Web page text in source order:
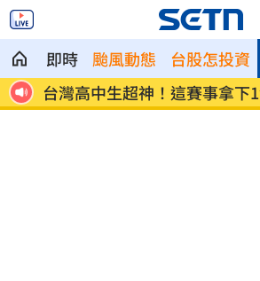
即時 颱風動態 台股怎投資
應
台灣高中生超神！這賽事拿下